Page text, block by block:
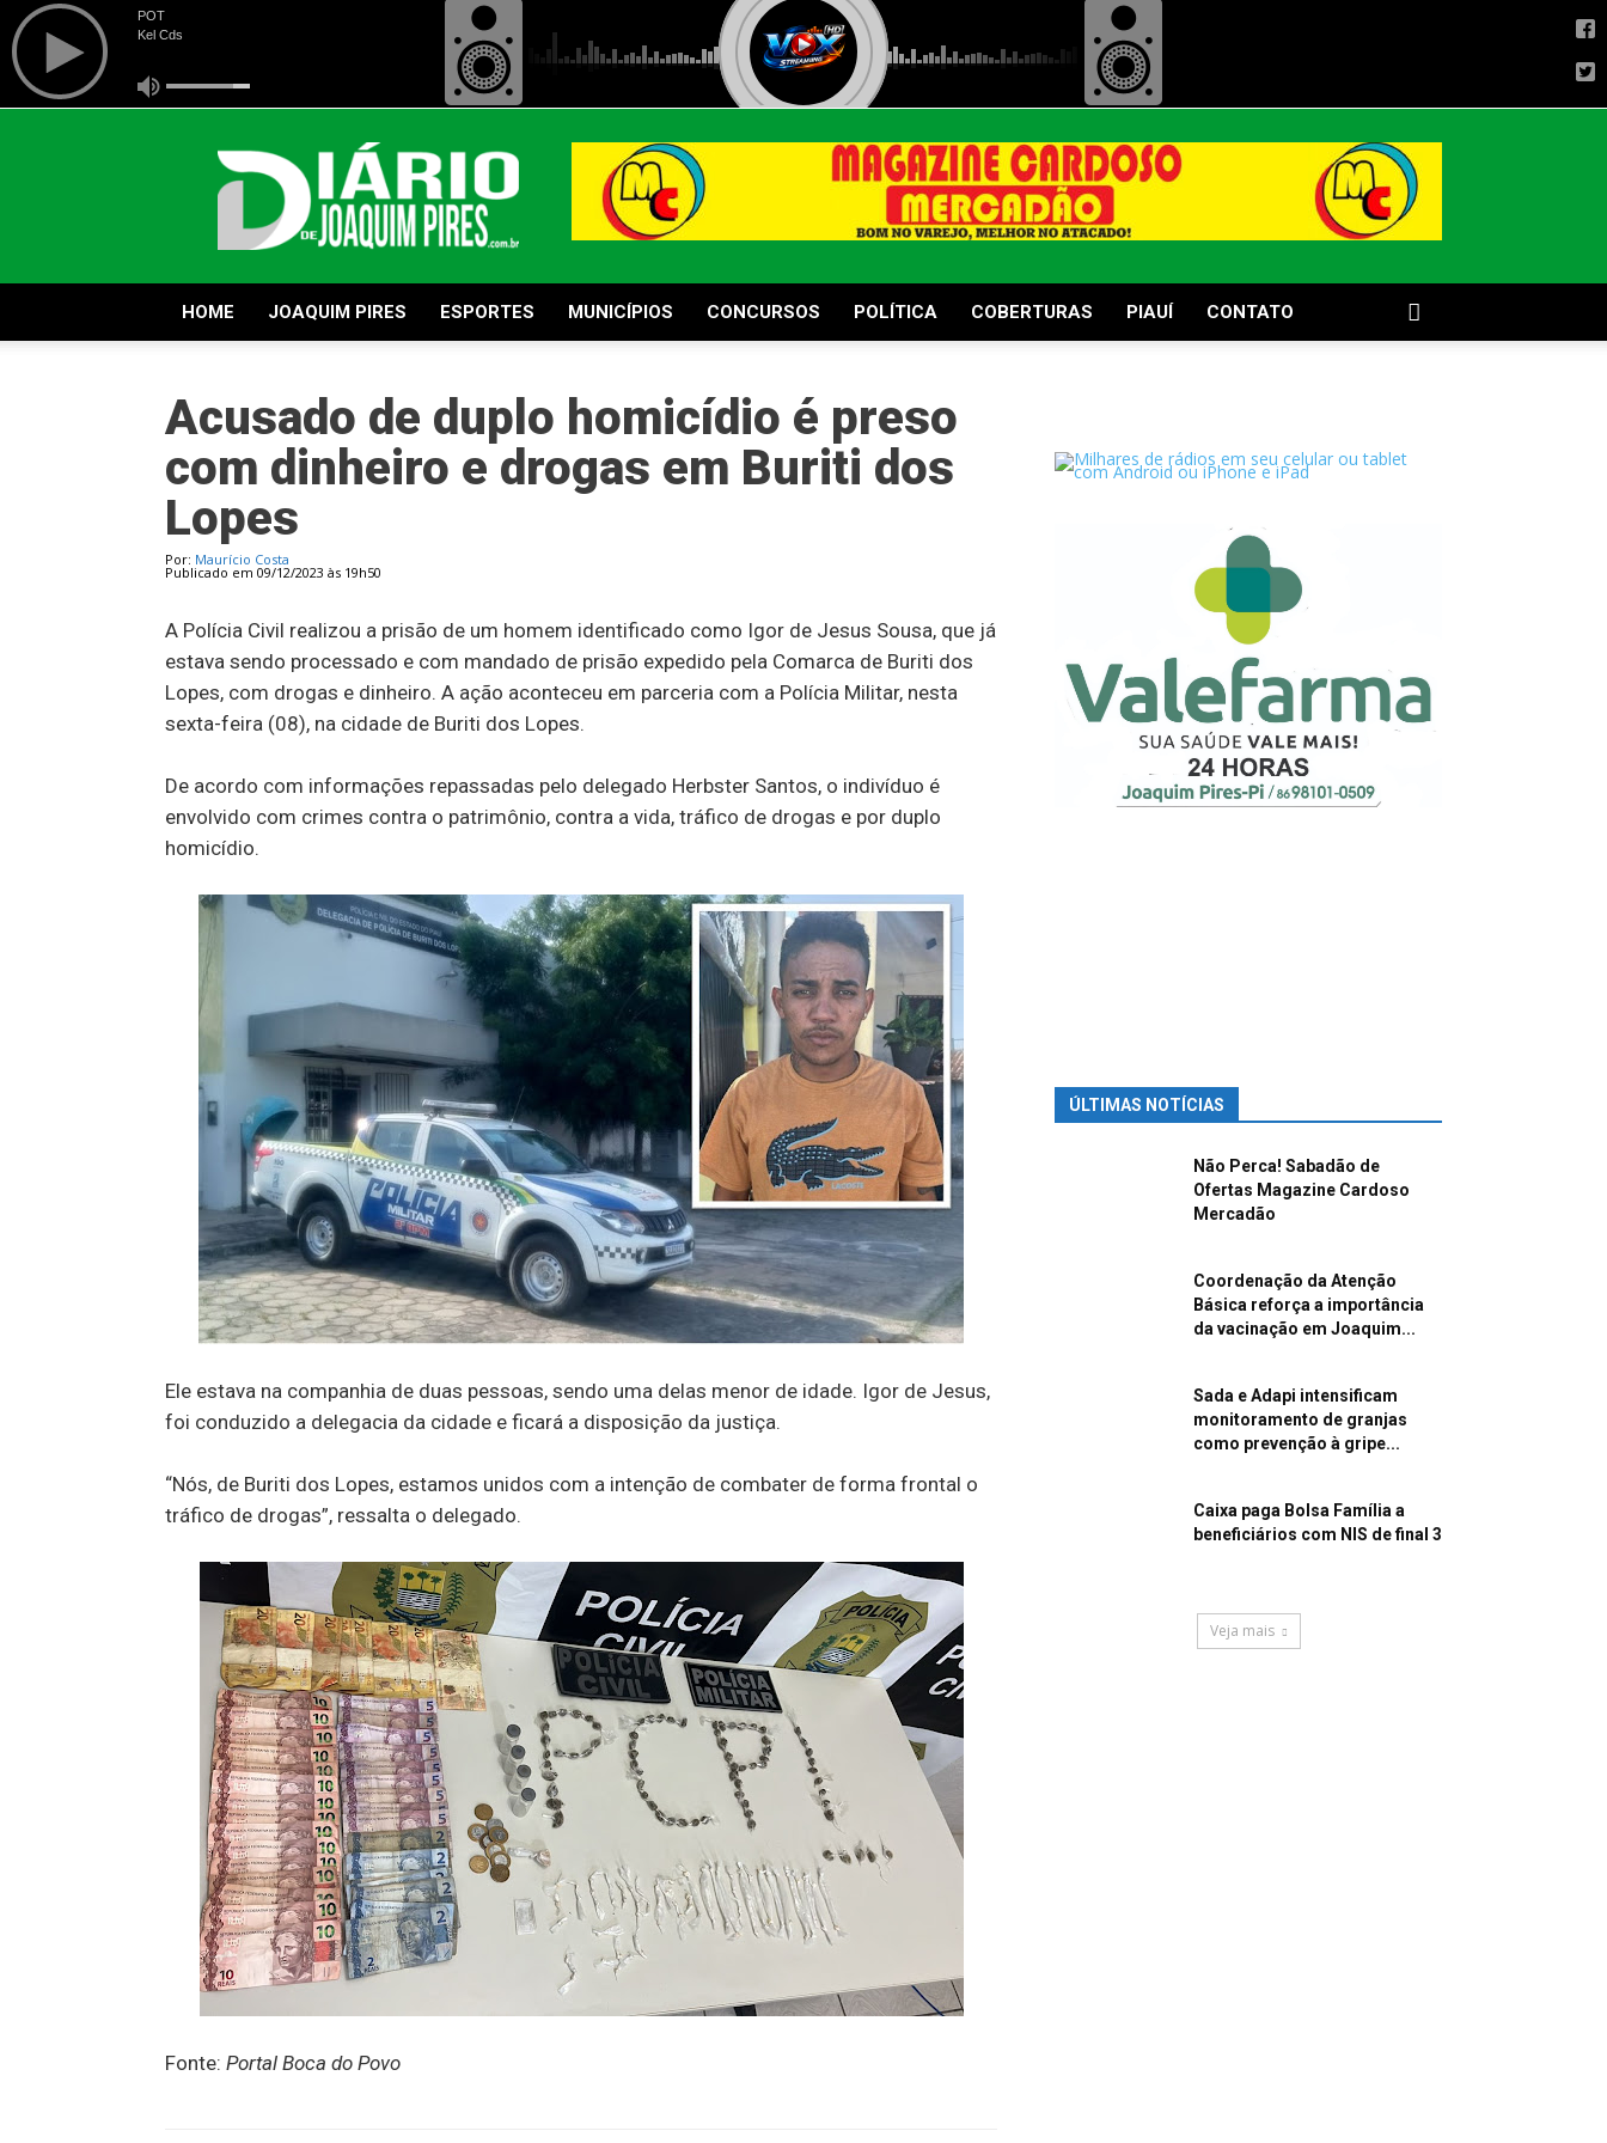
Diário
de
Joaquim
Pires
HOME JOAQUIM PIRES ESPORTES MUNICÍPIOS CONCURSOS POLÍTICA COBERTURAS PIAUÍ CONTATO
Acusado de duplo homicídio é preso
com dinheiro e drogas em Buriti dos
Lopes
Por: Maurício Costa
Publicado em 09/12/2023 às 19h50
A Polícia Civil realizou a prisão de um homem identificado como Igor de Jesus Sousa, que já
estava sendo processado e com mandado de prisão expedido pela Comarca de Buriti dos
Lopes, com drogas e dinheiro. A ação aconteceu em parceria com a Polícia Militar, nesta
sexta-feira (08), na cidade de Buriti dos Lopes.
De acordo com informações repassadas pelo delegado Herbster Santos, o indivíduo é
envolvido com crimes contra o patrimônio, contra a vida, tráfico de drogas e por duplo
homicídio.
Ele estava na companhia de duas pessoas, sendo uma delas menor de idade. Igor de Jesus,
foi conduzido a delegacia da cidade e ficará a disposição da justiça.
“Nós, de Buriti dos Lopes, estamos unidos com a intenção de combater de forma frontal o
tráfico de drogas”, ressalta o delegado.
Fonte: Portal Boca do Povo
ÚLTIMAS NOTÍCIAS
Não Perca! Sabadão de
Ofertas Magazine Cardoso
Mercadão
Coordenação da Atenção
Básica reforça a importância
da vacinação em Joaquim...
Sada e Adapi intensificam
monitoramento de granjas
como prevenção à gripe...
Caixa paga Bolsa Família a
beneficiários com NIS de final 3
Veja mais